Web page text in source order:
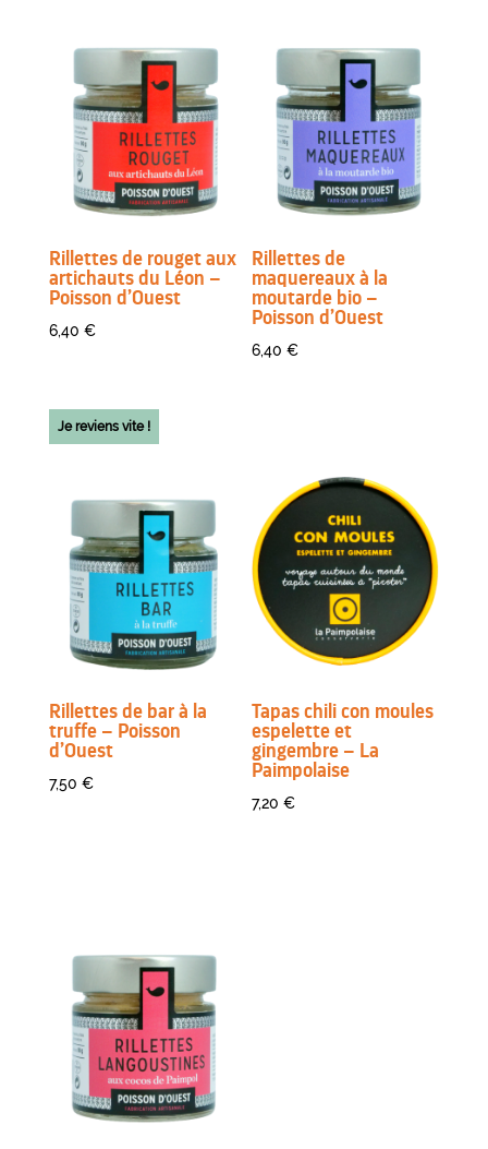
Rillettes de rouget aux
artichauts du Léon –
Poisson d’Ouest
6,40 €
Rillettes de
maquereaux à la
moutarde bio –
Poisson d’Ouest
6,40€
Je reviens vite !
Rillettes de bar à la
truffe – Poisson
d’Ouest
7,50 €
Tapas chili con moules
espelette et
gingembre – La
Paimpolaise
7,20€